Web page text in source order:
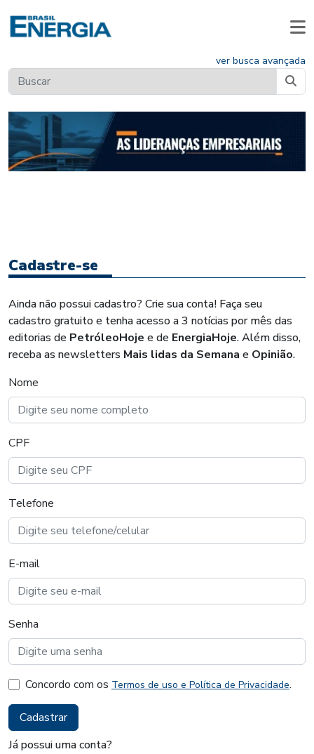
ver busca avançada
Cadastre-se
Ainda não possui cadastro? Crie sua conta! Faça seu
cadastro gratuito e tenha acesso a 3 notícias por mês das
editorias de PetróleoHoje e de EnergiaHoje. Além disso,
receba as newsletters Mais lidas da Semana e Opinião.
Nome
CPF
Telefone
E-mail
Senha
Concordo com os Termos de uso e Política de Privacidade.
Já possui uma conta?